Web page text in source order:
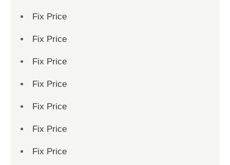
Fix Price
Fix Price
Fix Price
Fix Price
Fix Price
Fix Price
Fix Price